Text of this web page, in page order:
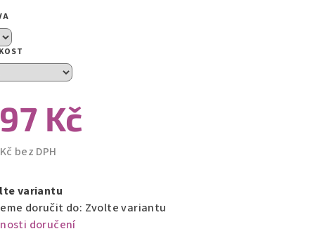
Kč
bez DPH
variantu
doručit do: Zvolte variantu
doručení